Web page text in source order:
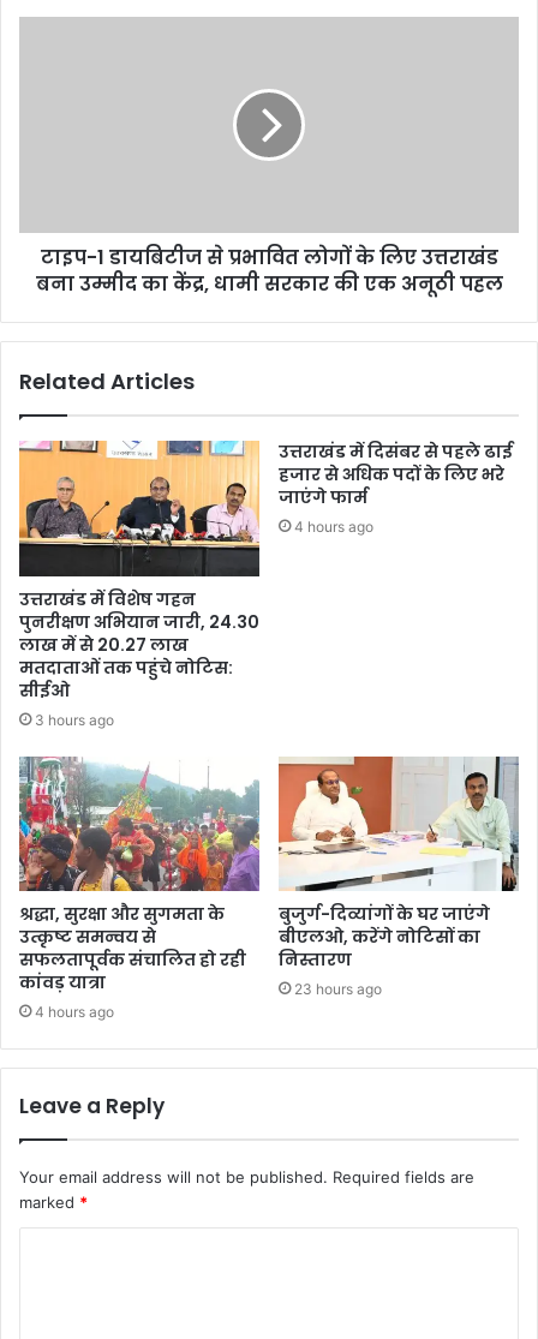
टाइप-1 डायबिटीज से प्रभावित लोगों के लिए उत्तराखंड
बना उम्मीद का केंद्र, धामी सरकार की एक अनूठी पहल
Related Articles
उत्तराखंड में विशेष गहन
पुनरीक्षण अभियान जारी, 24.30
लाख में से 20.27 लाख
मतदाताओं तक पहुंचे नोटिस:
सीईओ
3 hours ago
उत्तराखंड में दिसंबर से पहले ढाई
हजार से अधिक पदों के लिए भरे
जाएंगे फार्म
4 hours ago
श्रद्धा, सुरक्षा और सुगमता के
उत्कृष्ट समन्वय से
सफलतापूर्वक संचालित हो रही
कांवड़ यात्रा
4 hours ago
बुजुर्ग-दिव्यांगों के घर जाएंगे
बीएलओ, करेंगे नोटिसों का
निस्तारण
23 hours ago
Leave a Reply
Your email address will not be published. Required fields are
marked *